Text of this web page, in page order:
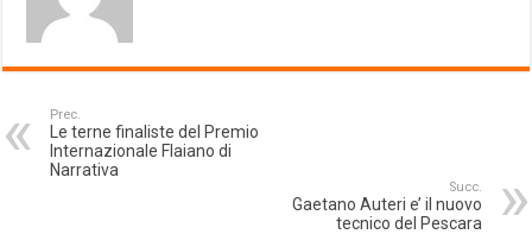
Prec.
Le terne finaliste del Premio
Internazionale Flaiano di
Narrativa
Succ.
Gaetano Auteri e’ il nuovo
tecnico del Pescara